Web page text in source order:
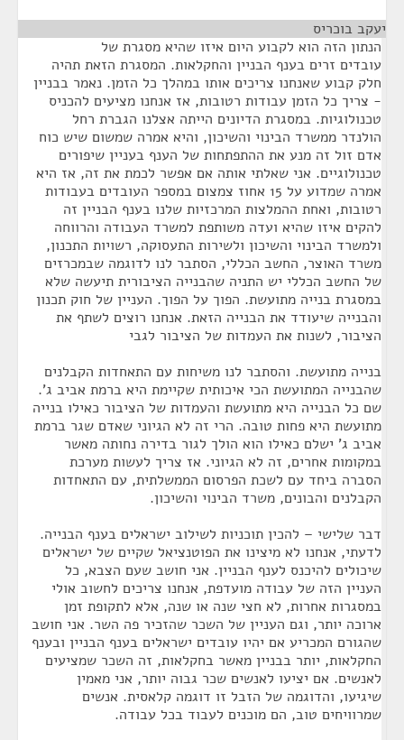
יעקב בוכריס
הנתון הזה הוא לקבוע היום איזו שהיא מסגרת של
עובדים זרים בענף הבניין והחקלאות. המסגרת הזאת תהיה
חלק קבוע שאנחנו צריכים אותו במהלך כל הזמן. נאמר בבניין
- צריך כל הזמן עבודות רטובות, אז אנחנו מציעים להכניס
טכנולוגיות. במסגרת הדיונים הייתה אצלנו הגברת רחל
הולנדר ממשרד הבינוי והשיכון, והיא אמרה שמשום שיש כוח
אדם זול זה מנע את ההתפתחות של הענף בעניין שיפורים
טכנולוגיים. אני שאלתי אותה אם אפשר לכמת את זה, אז היא
אמרה שמדוע על 15 אחוז צמצום במספר העובדים בעבודות
רטובות, ואחת ההמלצות המרכזיות שלנו בענף הבניין זה
להקים איזו שהיא ועדה משותפת למשרד העבודה והרווחה
ולמשרד הבינוי והשיכון ולשירות התעסוקה, רשויות התכנון,
משרד האוצר, החשב הכללי, הסתבר לנו לדוגמה שבמכרזים
של החשב הכללי יש התניה שהבנייה הציבורית תיעשה שלא
במסגרת בנייה מתועשת. הפוך על הפוך. העניין של חוק תכנון
והבנייה שיעודד את הבנייה הזאת. אנחנו רוצים לשתף את
הציבור, לשנות את העמדות של הציבור לגבי
בנייה מתועשת. והסתבר לנו משיחות עם התאחדות הקבלנים
שהבנייה המתועשת הכי איכותית שקיימת היא ברמת אביב ג'.
שם כל הבנייה היא מתועשת והעמדות של הציבור כאילו בנייה
מתועשת היא פחות טובה. הרי זה לא הגיוני שאדם שגר ברמת
אביב ג' ישלם כאילו הוא הולך לגור בדירה נחותה מאשר
במקומות אחרים, זה לא הגיוני. אז צריך לעשות מערכת
הסברה ביחד עם לשכת הפרסום הממשלתית, עם התאחדות
הקבלנים והבונים, משרד הבינוי והשיכון.
דבר שלישי – להכין תוכניות לשילוב ישראלים בענף הבנייה.
לדעתי, אנחנו לא מיצינו את הפוטנציאל שקיים של ישראלים
שיכולים להיכנס לענף הבניין. אני חושב שעם הצבא, כל
העניין הזה של עבודה מועדפת, אנחנו צריכים לחשוב אולי
במסגרות אחרות, לא חצי שנה או שנה, אלא לתקופת זמן
ארוכה יותר, וגם העניין של השכר שהזכיר פה השר. אני חושב
שהגורם המכריע אם יהיו עובדים ישראלים בענף הבניין ובענף
החקלאות, יותר בבניין מאשר בחקלאות, זה השכר שמציעים
לאנשים. אם יציעו לאנשים שכר גבוה יותר, אני מאמין
שיגיעו, והדוגמה של הזבל זו דוגמה קלאסית. אנשים
שמרוויחים טוב, הם מוכנים לעבוד בכל עבודה.